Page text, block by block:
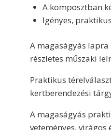
A komposztban
Igényes, praktikus
A magaságyás lapra
részletes műszaki
Praktikus
kertberendezési
A magaságyás
veteményes,